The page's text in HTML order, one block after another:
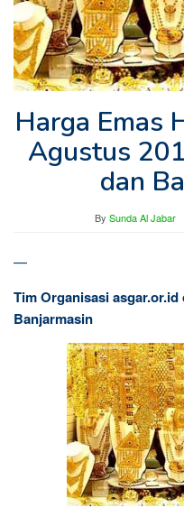
Harga Emas
Agustus
dan
By Sunda Al Jabar
—
Tim Organisasi
Banjarmasin